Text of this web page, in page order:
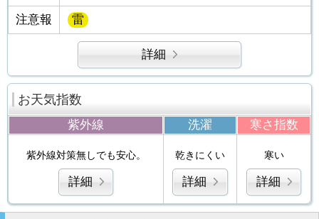
注意報 雷
詳細
お天気指数
紫外線 洗濯 寒さ指数
紫外線対策無しでも安心。
詳細
乾きにくい
詳細
寒い
詳細